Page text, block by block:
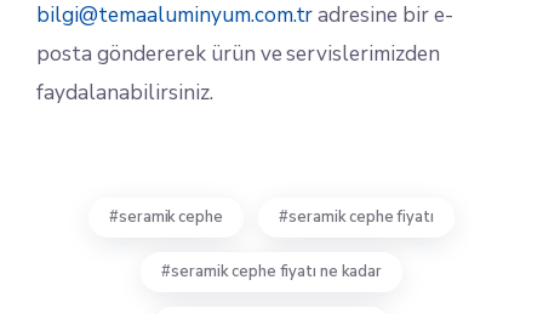
bilgi@temaaluminyum.com.tradresine bir e-
posta göndererek ürün ve servislerimizden
faydalanabilirsiniz.
seramik cephe seramik cephe fiyatı
seramik cephe fiyatı ne kadar